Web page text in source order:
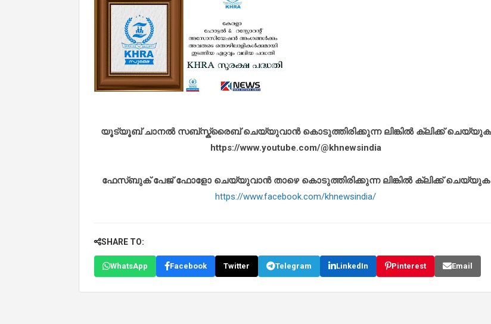
യൂട്യൂബ് ചാനൽ സബ്സ്ക്രൈബ് ചെയ്യുവാൻ കൊടുത്തിരിക്കുന്ന ലിങ്കിൽ ക്ലിക്ക് ചെയ്യുക
https://www.youtube.com/@khnewsindia
ഫേസ്ബുക് പേജ് ഫോളോ ചെയ്യുവാൻ താഴെ കൊടുത്തിരിക്കുന്ന ലിങ്കിൽ ക്ലിക്ക് ചെയ്യുക
https://www.facebook.com/khnewsindia/
SHARE TO:
WhatsApp Facebook Twitter Telegram LinkedIn Pinterest Email